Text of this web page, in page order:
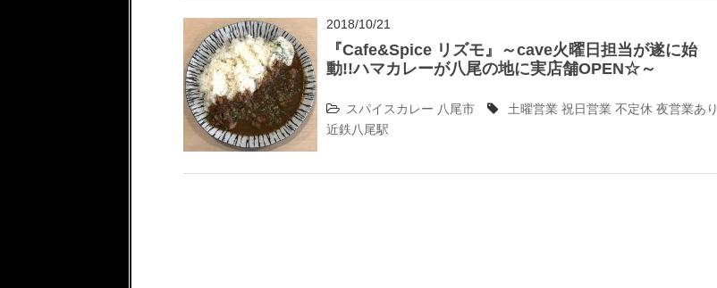
2018/10/21
『Cafe&Spice リズモ』～cave火曜日担当が遂に始
動!!ハマカレーが八尾の地に実店舗OPEN☆～
スパイスカレー 八尾市 土曜営業 祝日営業 不定休 夜営業あり
近鉄八尾駅